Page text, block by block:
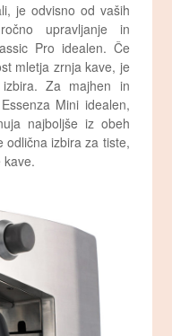
je odvisno od vaših
upravljanje in
Pro idealen. Če
mletja zrnja kave, je
Za majhen in
Mini idealen,
najboljše iz obeh
odlična izbira za tiste,
kave.